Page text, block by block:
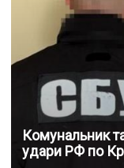
Комунальник
удари РФ по